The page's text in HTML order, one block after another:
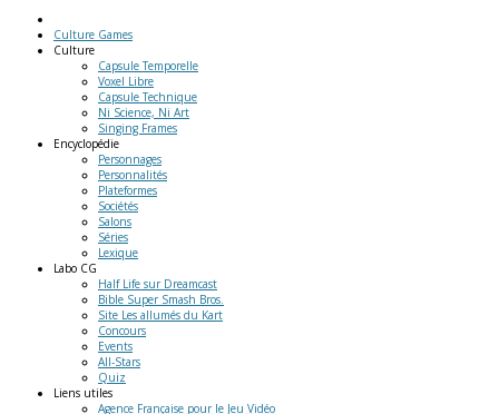
Culture Games
Culture
Capsule Temporelle
Voxel Libre
Capsule Technique
Ni Science, Ni Art
Singing Frames
Encyclopédie
Personnages
Personnalités
Plateformes
Sociétés
Salons
Séries
Lexique
Labo CG
Half Life sur Dreamcast
Bible Super Smash Bros.
Site Les allumés du Kart
Concours
Events
All-Stars
Quiz
Liens utiles
Agence Française pour le Jeu Vidéo